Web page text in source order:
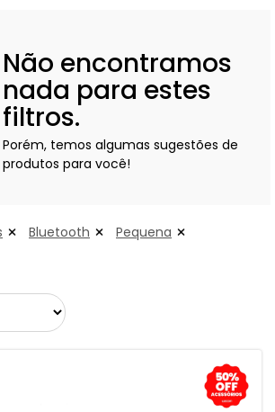
Não encontramos
nada para estes
filtros.
Porém, temos algumas sugestões de
produtos para você!
Bluetooth Pequena